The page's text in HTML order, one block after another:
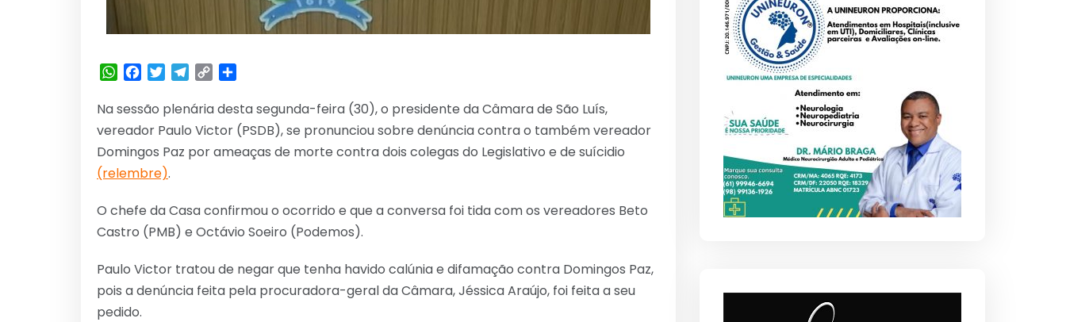
WhatsApp
Facebook
TwitterTelegram
Copy
Na sessão plenária desta segunda-feira (30), o presidente da Câmara de São Luís,
vereador Paulo Victor (PSDB), se pronunciou sobre denúncia contra o também vereador
Domingos Paz por ameaças de morte contra dois colegas do Legislativo e de suícidio
(relembre).
O chefe da Casa confirmou o ocorrido e que a conversa foi tida com os vereadores Beto
Castro (PMB) e Octávio Soeiro (Podemos).
Paulo Victor tratou de negar que tenha havido calúnia e difamação contra Domingos Paz,
pois a denúncia feita pela procuradora-geral da Câmara, Jéssica Araújo, foi feita a seu
pedido.